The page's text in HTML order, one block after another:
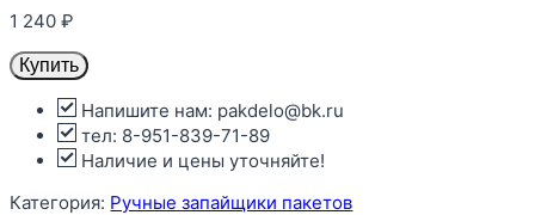
1 240₽
Купить
Напишите нам: pakdelo@bk.ru
тел: 8-951-839-71-89
Наличие и цены уточняйте!
Категория: Ручные запайщики пакетов